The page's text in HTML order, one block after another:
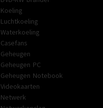
Koeling
Luchtkoeling
Waterkoeling
Casefans
Geheugen
Geheugen PC
Geheugen Notebook
Videokaarten
Netwerk